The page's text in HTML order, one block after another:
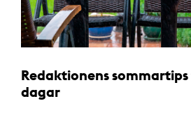
Redaktionens
dagar